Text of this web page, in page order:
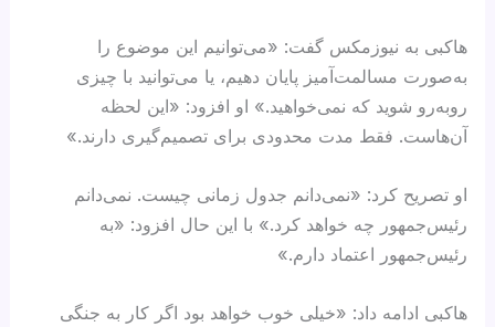
هاکبی به نیوزمکس گفت: «می‌توانیم این موضوع را
به‌صورت مسالمت‌آمیز پایان دهیم، یا می‌توانید با چیزی
روبه‌رو شوید که نمی‌خواهید.» او افزود: «این لحظه
آن‌هاست. فقط مدت محدودی برای تصمیم‌گیری دارند.»
او تصریح کرد: «نمی‌دانم جدول زمانی چیست. نمی‌دانم
رئیس‌جمهور چه خواهد کرد.» با این حال افزود: «به
رئیس‌جمهور اعتماد دارم.»
هاکبی ادامه داد: «خیلی خوب خواهد بود اگر کار به جنگی